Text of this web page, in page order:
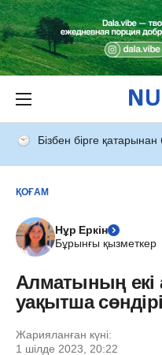
Бізбен бірге қатарынан
ҚОҒАМ
Нұр Еркін
Бұрынғы қызметкер
Алматының екі
уақытша
Жарияланған күні:
1 шілде 2023, 20:22